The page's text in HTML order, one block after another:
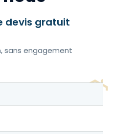
devis gratuit
sans engagement